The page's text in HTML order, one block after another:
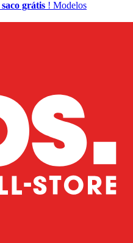
saco grátis ! Modelos